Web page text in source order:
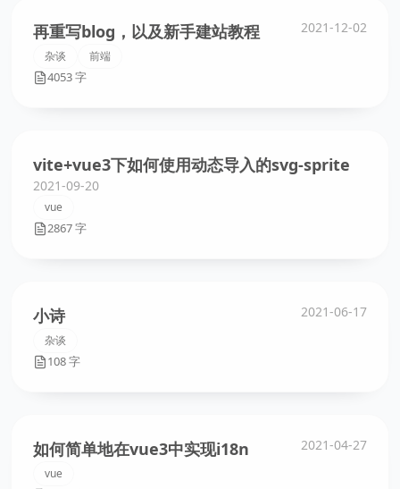
再重写blog，以及新手建站教程 2021-12-02
杂谈 前端
4053 字
vite+vue3下如何使用动态导入的svg-sprite
2021-09-20
vue
2867 字
小诗 2021-06-17
杂谈
108 字
如何简单地在vue3中实现i18n 2021-04-27
vue